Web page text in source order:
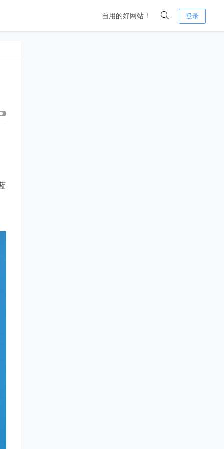
自用的好网站！ 登录